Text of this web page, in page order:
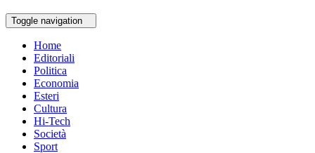
Toggle navigation
Home
Editoriali
Politica
Economia
Esteri
Cultura
Hi-Tech
Società
Sport